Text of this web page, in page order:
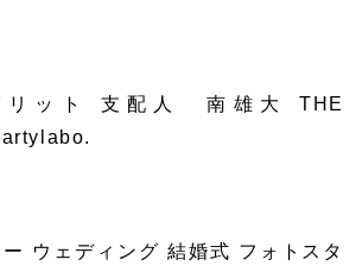
リット 支配人 南雄大 THE
ウェディング 結婚式 フォトスタ